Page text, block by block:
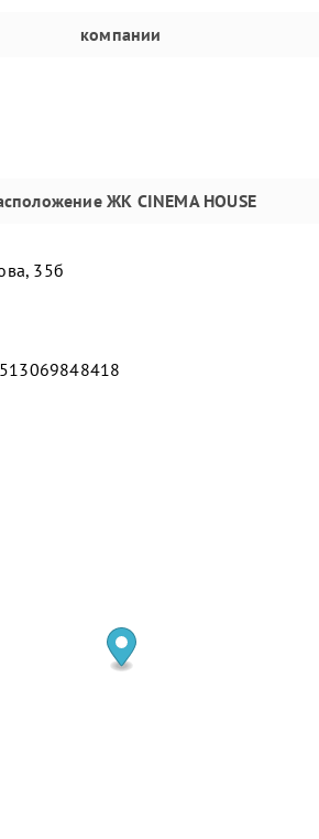
компании
ЖК CINEMA HOUSE
35б